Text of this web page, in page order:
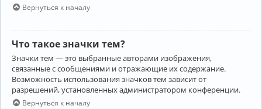
Вернуться к началу
Что такое значки тем?
Значки тем — это выбранные авторами изображения,
связанные с сообщениями и отражающие их содержание.
Возможность использования значков тем зависит от
разрешений, установленных администратором конференции.
Вернуться к началу